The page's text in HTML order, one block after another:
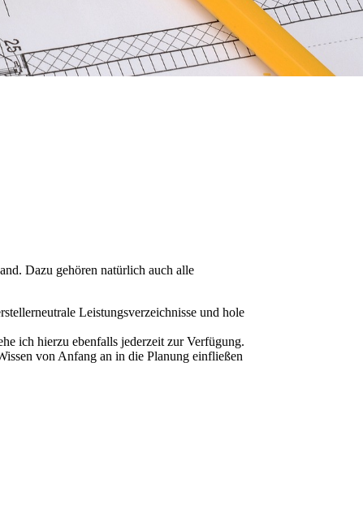
Dazu gehören natürlich auch alle
Leistungsverzeichnisse und hole
ich hierzu ebenfalls jederzeit zur Verfügung.
von Anfang an in die Planung einfließen